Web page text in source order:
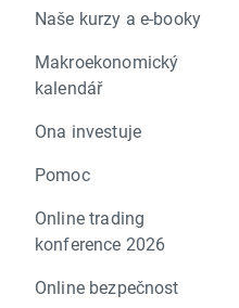
Naše kurzy a e-booky
Makroekonomický
kalendář
Ona investuje
Pomoc
Online trading
konference 2026
Online bezpečnost